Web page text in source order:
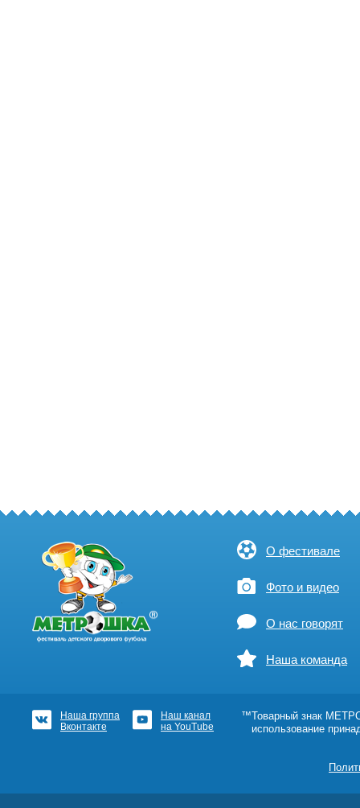
О фестивале
Фото и видео
О нас говорят
Наша команда
Наша группа
Вконтакте
Наш канал
на YouTube
™Товарный знак
использование